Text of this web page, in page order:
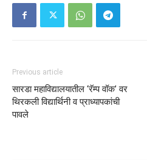
Previous article
सारडा महाविद्यालयातील ‘रॅम्प वॉक’ वर
थिरकली विद्यार्थिनी व प्राध्यापकांची
पावले